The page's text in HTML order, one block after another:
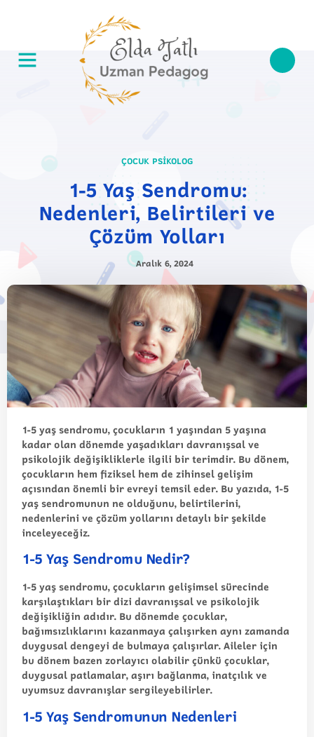
ÇOCUK PSIKOLOG
1-5 Yaş Sendromu:
Nedenleri, Belirtileri ve
Çözüm Yolları
Aralık 6, 2024
1-5 yaş sendromu, çocukların 1 yaşından 5 yaşına
kadar olan dönemde yaşadıkları davranışsal ve
psikolojik değişikliklerle ilgili bir terimdir. Bu dönem,
çocukların hem fiziksel hem de zihinsel gelişim
açısından önemli bir evreyi temsil eder. Bu yazıda, 1-5
yaş sendromunun ne olduğunu, belirtilerini,
nedenlerini ve çözüm yollarını detaylı bir şekilde
inceleyeceğiz.
1-5 Yaş Sendromu Nedir?
1-5 yaş sendromu, çocukların gelişimsel sürecinde
karşılaştıkları bir dizi davranışsal ve psikolojik
değişikliğin adıdır. Bu dönemde çocuklar,
bağımsızlıklarını kazanmaya çalışırken aynı zamanda
duygusal dengeyi de bulmaya çalışırlar. Aileler için
bu dönem bazen zorlayıcı olabilir çünkü çocuklar,
duygusal patlamalar, aşırı bağlanma, inatçılık ve
uyumsuz davranışlar sergileyebilirler.
1-5 Yaş Sendromunun Nedenleri